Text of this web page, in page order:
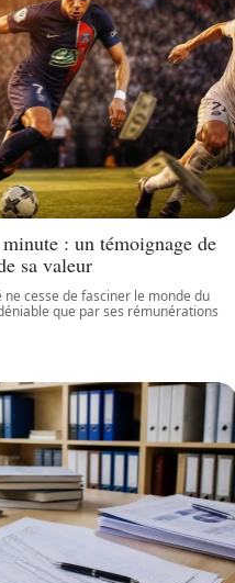
: un témoignage de
sa valeur
cesse de fasciner le monde du
que par ses rémunérations